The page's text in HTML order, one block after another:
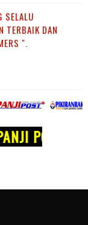
SELALU
TERBAIK DAN
".
WWW.PANJI